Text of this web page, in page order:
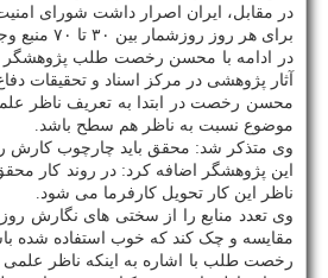
در مقابل، ایران اصرار داشت شورای
برای هر روز روزشمار بین ۳۰ تا ۷۰ منبع وجود دارد
در ادامه با محسن رخصت طلب پژوهشگر
آثار پژوهشی در مرکز اسناد و تحقیقات
محسن رخصت در ابتدا به تعریف ناظر علمی
موضوع نسبت به ناظر هم سطح باشد.
وی متذکر شد: محقق باید چارچوب کارش
این پژوهشگر اضافه کرد: در روند کار
ناظر این کار تحویل کارفرما می شود.
مقایسه و چک کند که خوب استفاده شده
رخصت طلب با اشاره به اینکه ناظر علمی